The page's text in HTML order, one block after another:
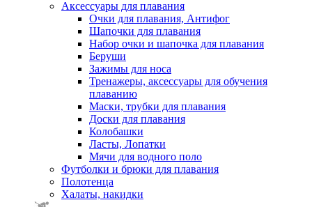
Аксессуары для плавания
Очки для плавания, Антифог
Шапочки для плавания
Набор очки и шапочка для плавания
Беруши
Зажимы для носа
Тренажеры, аксессуары для обучения
плаванию
Маски, трубки для плавания
Доски для плавания
Колобашки
Ласты, Лопатки
Мячи для водного поло
Футболки и брюки для плавания
Полотенца
Халаты, накидки